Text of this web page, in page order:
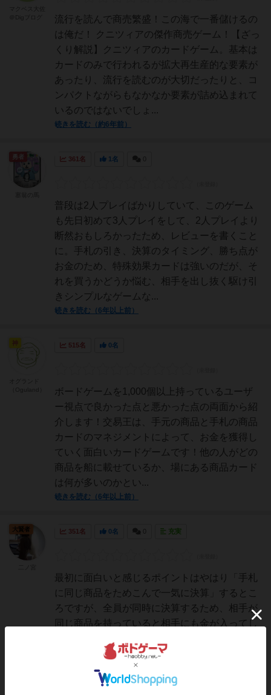
流行を読んで商売繁盛！この海で一番儲けるの
は俺だ！ クニツィアの傑作商売ゲーム！【ざっ
くり解説】クニツィアのカードゲーム。基本は
カードのみで行われるが拡大再生産的な要素が
あったり、流行を読むのが大切だったりと、コ
ンパクトながらもなかなか要素が詰め込まれて
いるのではないでしょ...
続きを読む（約6年前）
361名 1名
普段は2人プレイばかりしていて、このゲーム
も先日初めて3人プレイをして、2人プレイより
断然おもしろかったため、レビューを書くこと
に。手札の引き、決算のタイミング、勝ち点が
お金のため、特殊効果カードは強いのだが、そ
れを買うかどうか悩む、相手を出し抜く駆け引
きシンプルなゲームな...
続きを読む（6年以上前）
勇者
515名 0名
ボードゲームを1,000個以上持っているユーザ
ー視点で良かった点と悪かった点の両面から紹
介します！交易王は、手元の商品と手札の商品
カードのマネジメントによって、お金を獲得し
ていく面白いカードゲームです！他の人がどの
商品を船に載せているか、場にある商品カード
は何が多いのかとい...
続きを読む（6年以上前）
351名 0名 充実
最初に面白いと感じるポイントはやはり「手札
に同じ商品をためこんで一気に決算」するとこ
ろですが、全員が同時に決算するため、相手が
同じ商品を持っていると相手にも金が入ってし
れがあるせいで「決算していいの？どうな
の？」という悩みどころが最...
続きを読む（約7年前）
大賢者